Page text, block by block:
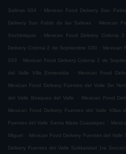
Salinas 004 . Mexican Food Delivery San
Delivery San Pablo de las Salinas . Mexican
Xochimiquia . Mexican Food Delivery Colonia
Delivery Colonia 2 de Septiembre 030 . Mexican
033 . Mexican Food Delivery Colonia 2 de
del Valle Villa Esmeralda . Mexican Food
Mexican Food Delivery Fuentes del Valle Sin
del Valle Bosques del Valle . Mexican Food
Mexican Food Delivery Fuentes del Valle Villas
Fuentes del Valle Santa Maria Cuautepec .
Miguel . Mexican Food Delivery Fuentes del Valle
Delivery Fuentes del Valle Solidaridad 1ra Sección